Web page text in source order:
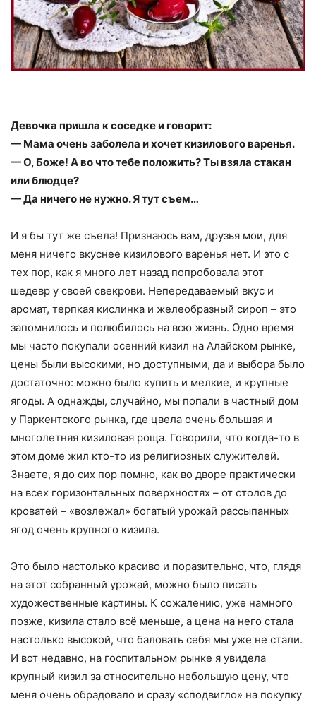
Девочка пришла к соседке и говорит:
— Мама очень заболела и хочет кизилового варенья.
— О, Боже! А во что тебе положить? Ты взяла стакан
или блюдце?
— Да ничего не нужно. Я тут съем…
И я бы тут же съела! Признаюсь вам, друзья мои, для
меня ничего вкуснее кизилового варенья нет. И это с
тех пор, как я много лет назад попробовала этот
шедевр у своей свекрови. Непередаваемый вкус и
аромат, терпкая кислинка и желеобразный сироп – это
запомнилось и полюбилось на всю жизнь. Одно время
мы часто покупали осенний кизил на Алайском рынке,
цены были высокими, но доступными, да и выбора было
достаточно: можно было купить и мелкие, и крупные
ягоды. А однажды, случайно, мы попали в частный дом
у Паркентского рынка, где цвела очень большая и
многолетняя кизиловая роща. Говорили, что когда-то в
этом доме жил кто-то из религиозных служителей.
Знаете, я до сих пор помню, как во дворе практически
на всех горизонтальных поверхностях – от столов до
кроватей – «возлежал» богатый урожай рассыпанных
ягод очень крупного кизила.
Это было настолько красиво и поразительно, что, глядя
на этот собранный урожай, можно было писать
художественные картины. К сожалению, уже намного
позже, кизила стало всё меньше, а цена на него стала
настолько высокой, что баловать себя мы уже не стали.
И вот недавно, на госпитальном рынке я увидела
крупный кизил за относительно небольшую цену, что
меня очень обрадовало и сразу «сподвигло» на покупку